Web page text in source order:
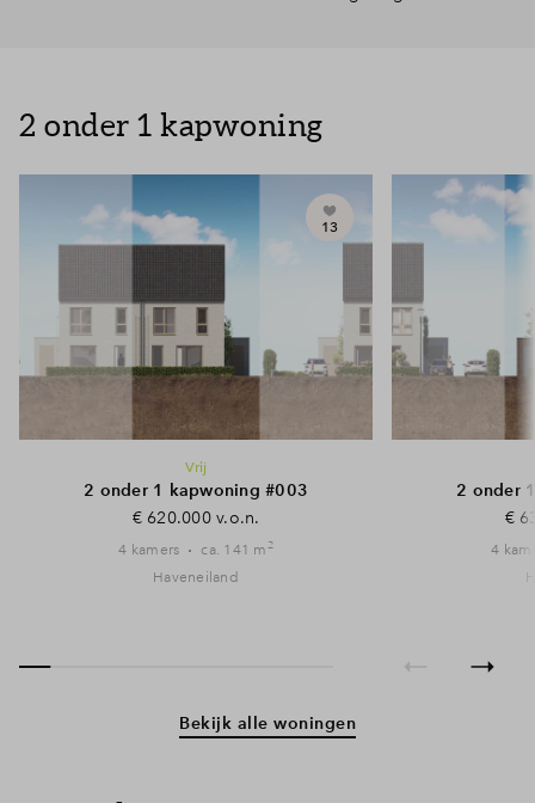
2 onder 1 kapwoning
13
Vrij
2 onder 1 kapwoning #003
€ 620.000 v.o.n.
4 kamers ca. 141 m2
Haveneiland
2 onder
€
4
Bekijk alle woningen